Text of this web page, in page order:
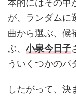
が、ランダムに
曲から選ぶ、候
ぶ、 小泉今日子
ういくつかのパ
したがって、決